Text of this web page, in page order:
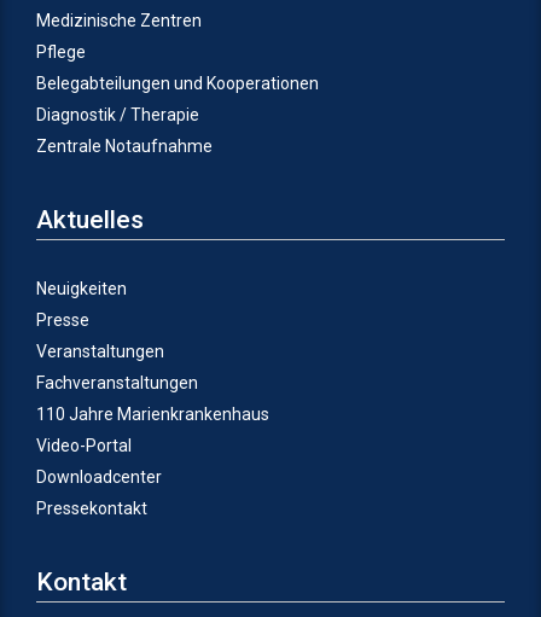
Medizinische Zentren
Pflege
Belegabteilungen und Kooperationen
Diagnostik / Therapie
Zentrale Notaufnahme
Aktuelles
Neuigkeiten
Presse
Veranstaltungen
Fachveranstaltungen
110 Jahre Marienkrankenhaus
Video-Portal
Downloadcenter
Pressekontakt
Kontakt